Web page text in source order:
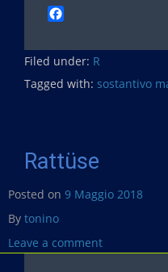
c
e
b
Filed under: R
Tagged with: sostantivo
Rattüse
Posted on 9 Maggio 2018
By tonino
Leave a comment